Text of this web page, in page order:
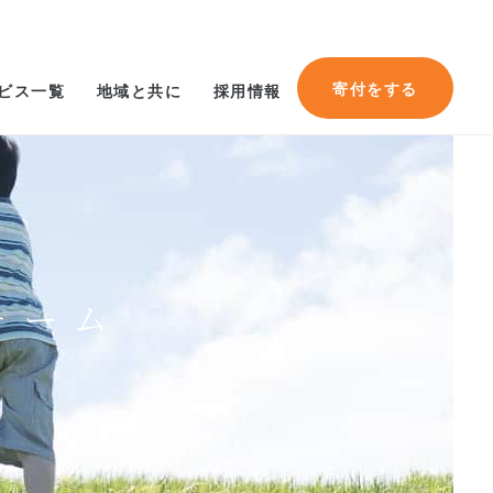
ス一覧 地域と共に 採用情報 寄付をする
ム